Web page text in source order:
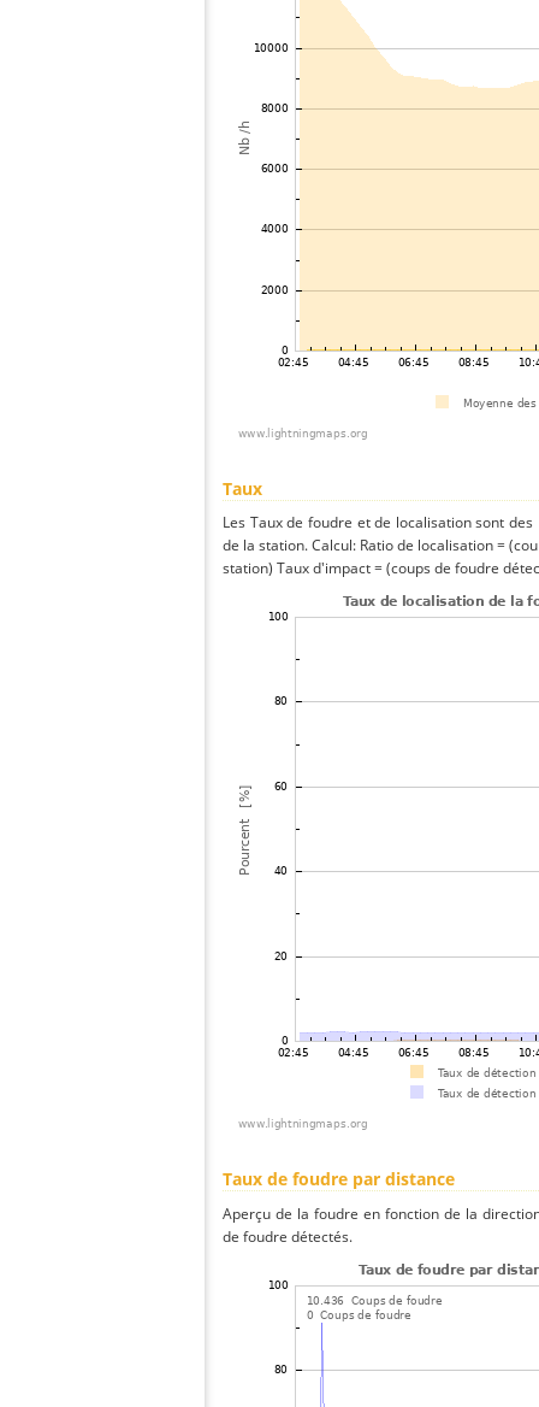
Taux
Les Taux de foudre et de localisation sont
de la station. Calcul: Ratio de localisation =
station) Taux d'impact = (coups de foudre
Taux de foudre par distance
Aperçu de la foudre en fonction de la
de foudre détectés.